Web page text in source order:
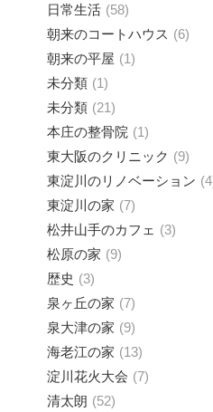
日常生活
58
朝来のコートハウス
6
朝来の平屋
1
未分類
1
未分類
21
本庄の整骨院
1
東大阪のクリニック
9
東淀川のリノベーション
4
東淀川の家
7
松井山手のカフェ
3
松原の家
9
歴史
3
泉ヶ丘の家
7
泉大津の家
9
海老江の家
13
淀川花火大会
7
清太朗
52